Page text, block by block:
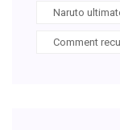
Naruto
Comment